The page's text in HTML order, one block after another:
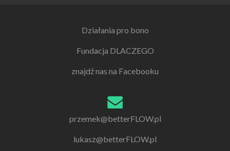
Działania pro bono
Fundacja DLACZEGO
znajdź nas na Facebooku
przemek@betterFLOW.pl
lukasz@betterFLOW.pl